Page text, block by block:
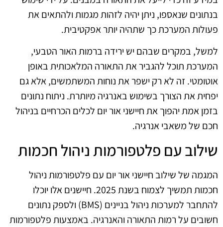
בנתונים שנאספו, ניתן יהיה לזהות מגמות ולהתאים את
פעולות המערכת כך שתהיה יותר אפקטיבית.
למשל, במקרים שבהם יש ירידה ברמות האור הטבעי,
המערכת תוכל להגביר את התאורה המלאכותית באופן
אוטומטי. זה לא רק ישפר את נוחות המשתמשים, אלא גם
יפחית את הצורך בשימוש באנרגיה מיותרת. ניתוח נתונים
בזמן אמת יהפוך את חיישני אור יום לכלים הכרחיים בניהול
חכם של משאבי אנרגיה.
שילוב עם פלטפורמות ניהול חכמות
המגמה של שילוב חיישני אור יום עם פלטפורמות ניהול
חכמות תמשיך לצמוח בשנת 2025. חיישנים אלו יוכלו
להתחבר למערכות ניהול בניינים (BMS) ולספק נתונים
חשובים על רמות התאורה והאנרגיה. באמצעות פלטפורמות